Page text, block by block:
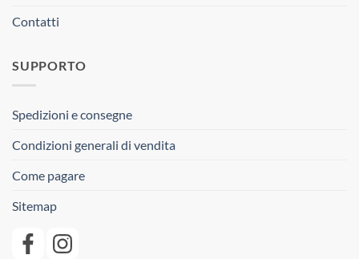
Contatti
SUPPORTO
Spedizioni e consegne
Condizioni generali di vendita
Come pagare
Sitemap